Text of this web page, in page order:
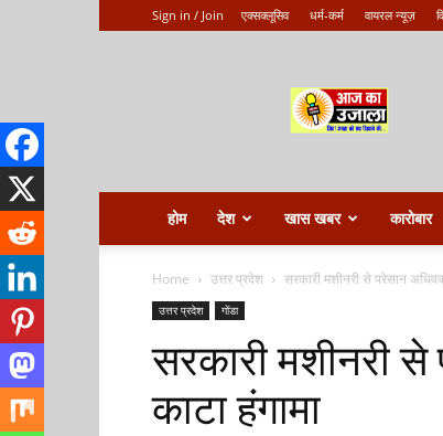
Sign in / Join एक्सक्लूसिव धर्म-कर्म वायरल न्यूज़
ka
ujala
होम देश खास खबर कारोबार
Home उत्तर प्रदेश सरकारी मशीनरी से परेसान
उत्तर प्रदेश गोंडा
सरकारी मशीनरी
काटा हंगामा